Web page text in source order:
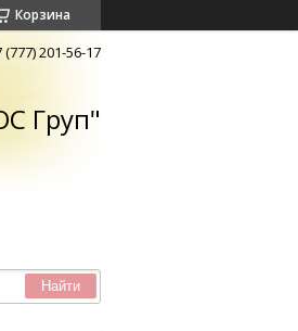
Корзина
(777) 201-56-17
Груп"
Найти